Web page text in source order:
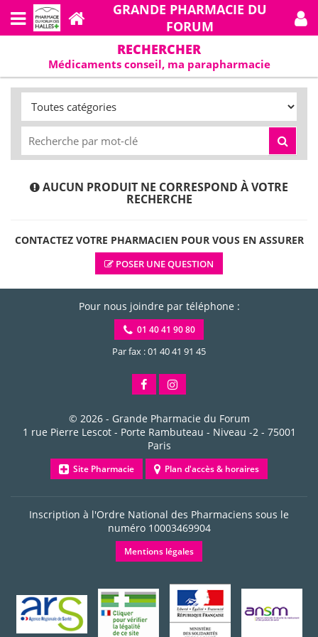
GRANDE PHARMACIE DU
FORUM
RECHERCHER
Médicaments conseil, ma parapharmacie
AUCUN PRODUIT NE CORRESPOND À VOTRE
RECHERCHE
CONTACTEZ VOTRE PHARMACIEN POUR VOUS EN ASSURER
POSER UNE QUESTION
Pour nous joindre par téléphone :
01 40 41 90 80
Par fax : 01 40 41 91 45
© 2026 - Grande Pharmacie du Forum
1 rue Pierre Lescot - Porte Rambuteau - Niveau -2 - 75001
Paris
Site Pharmacie Plan d'accès & horaires
Inscription à l'Ordre National des Pharmaciens sous le
numéro 10003469904
Mentions légales